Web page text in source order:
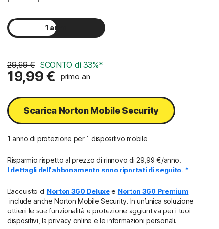
1 anno
29,99 € SCONTO di 33%*
19,99 € primo an
Scarica Norton Mobile Security
1 anno di protezione per 1 dispositivo mobile
Risparmio rispetto al prezzo di rinnovo di 29,99 €/anno.
I dettagli dell'abbonamento sono riportati di seguito. *
L’acquisto di Norton 360 Deluxee Norton 360 Premium
include anche Norton Mobile Security. In un’unica soluzione
ottieni le sue funzionalità e protezione aggiuntiva per i tuoi
dispositivi, la privacy online e le informazioni personali.